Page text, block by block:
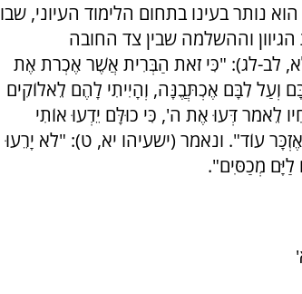
נותר בעינו בתחום הלימוד העיוני, שבו
הגיוון וההשלמה שבין צד החובה
לב-לג): "כִּי זֹאת הַבְּרִית אֲשֶׁר אֶכְרֹת אֶת
לִבָּם אֶכְתֲּבֶנָּה, וְהָיִיתִי לָהֶם לֵאלוֹקִים
לֵאמֹר דְּעוּ אֶת ה', כִּי כוּלָּם יֵדְעוּ אוֹתִי
עוֹד". ונאמר (ישעיהו יא, ט): "לֹא יָרֵעוּ
מְכַסִּים".